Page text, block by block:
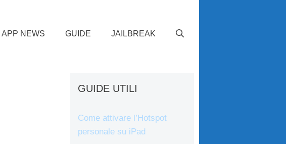
APP NEWS GUIDE JAILBREAK
GUIDE UTILI
Come attivare l’Hotspot
personale su iPad